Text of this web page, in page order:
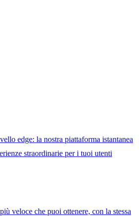
edge: la nostra piattaforma istantanea
straordinarie per i tuoi utenti
veloce che puoi ottenere, con la stessa